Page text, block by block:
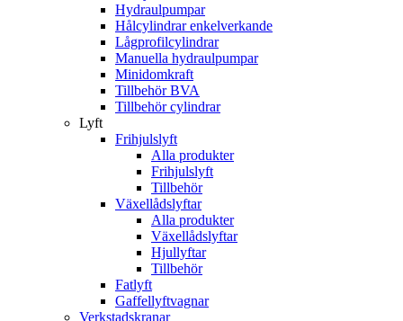
Hydraulpumpar
Hålcylindrar enkelverkande
Lågprofilcylindrar
Manuella hydraulpumpar
Minidomkraft
Tillbehör BVA
Tillbehör cylindrar
Lyft
Frihjulslyft
Alla produkter
Frihjulslyft
Tillbehör
Växellådslyftar
Alla produkter
Växellådslyftar
Hjullyftar
Tillbehör
Fatlyft
Gaffellyftvagnar
Verkstadskranar